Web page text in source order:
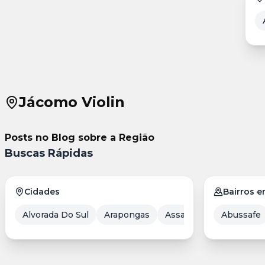
Jácomo Violin
Posts no Blog sobre a Região
Buscas Rápidas
Cidades
Alvorada Do Sul Arapongas Assaí Balneário
Bairros
Abussafe